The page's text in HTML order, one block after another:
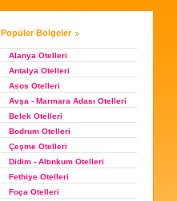
Popüler Bölgeler
Alanya Otelleri
Antalya Otelleri
Asos Otelleri
Avşa - Marmara Adası Otelleri
Belek Otelleri
Bodrum Otelleri
Çeşme Otelleri
Didim - Altınkum Otelleri
Fethiye Otelleri
Foça Otelleri